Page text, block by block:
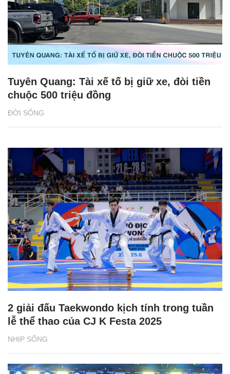
ĐỜI SỐNG
Tuyên Quang: Tài xế tố bị giữ xe, đòi tiền
chuộc 500 triệu đồng
NHỊP SỐNG
2 giải đấu Taekwondo kịch tính trong tuần
lễ thể thao của CJ K Festa 2025